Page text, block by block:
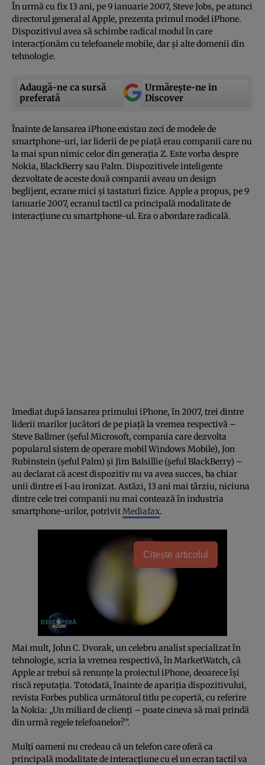
În urmă cu fix 13 ani, pe 9 ianuarie 2007, Steve Jobs, pe atunci
directorul general al Apple, prezenta primul model iPhone.
Dispozitivul avea să schimbe radical modul în care
interacţionăm cu telefoanele mobile, dar şi alte domenii din
tehnologie.
Adaugă-ne ca sursă
preferată
Urmărește-ne in
Discover
Înainte de lansarea iPhone existau zeci de modele de
smartphone-uri, iar liderii de pe piaţă erau companii care nu
la mai spun nimic celor din generaţia Z. Este vorba despre
Nokia, BlackBerry sau Palm. Dispozitivele inteligente
dezvoltate de aceste două companii aveau un design
beglijent, ecrane mici şi tastaturi fizice. Apple a propus, pe 9
ianuarie 2007, ecranul tactil ca principală modalitate de
interacţiune cu smartphone-ul. Era o abordare radicală.
Imediat după lansarea primului iPhone, în 2007, trei dintre
liderii marilor jucători de pe piaţă la vremea respectivă –
Steve Ballmer (şeful Microsoft, compania care dezvolta
popularul sistem de operare mobil Windows Mobile), Jon
Rubinstein (şeful Palm) şi Jim Balsillie (şeful BlackBerry) –
au declarat că acest dispozitiv nu va avea succes, ba chiar
unii dintre ei l-au ironizat. Astăzi, 13 ani mai târziu, niciuna
dintre cele trei companii nu mai contează în industria
smartphone-urilor, potrivitMediafax.
Citește articolul
Mai mult, John C. Dvorak, un celebru analist specializat în
tehnologie, scria la vremea respectivă, în MarketWatch, că
Apple ar trebui să renunţe la proiectul iPhone, deoarece îşi
riscă reputaţia. Totodată, înainte de apariţia dispozitivului,
revista Forbes publica următorul titlu pe copertă, cu referire
la Nokia: „Un miliard de clienţi – poate cineva să mai prindă
din urmă regele telefoanelor?”.
Mulţi oameni nu credeau că un telefon care oferă ca
principală modalitate de interacţiune cu el un ecran tactil va